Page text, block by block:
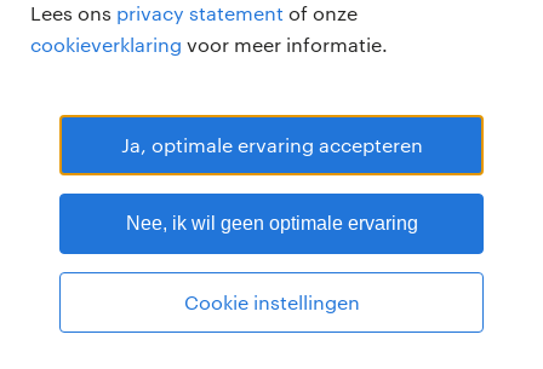
Lees ons privacy statement of onze
cookieverklaring voor meer informatie.
Ja, optimale ervaring accepteren
Nee, ik wil geen optimale ervaring
Cookie instellingen
RANDSTAD PROFESSIONAL is een geregistreerd handelsmerk van
Randstad N.V.